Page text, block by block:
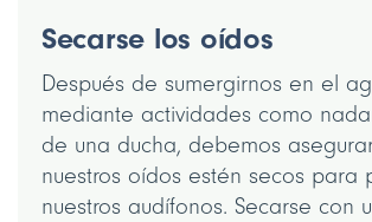
Secarse los oídos
Después de sumergirnos en el
mediante actividades como
de una ducha, debemos
nuestros oídos estén secos para
nuestros audífonos. Secarse con